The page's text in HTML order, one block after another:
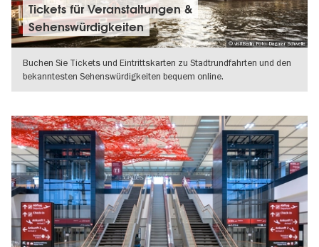
© visitBerlin, Foto: Dagmar Schwelle
Tickets für Veranstaltungen &
Sehenswürdigkeiten
Buchen Sie Tickets und Eintrittskarten zu Stadtrundfahrten und den
bekanntesten Sehenswürdigkeiten bequem online.